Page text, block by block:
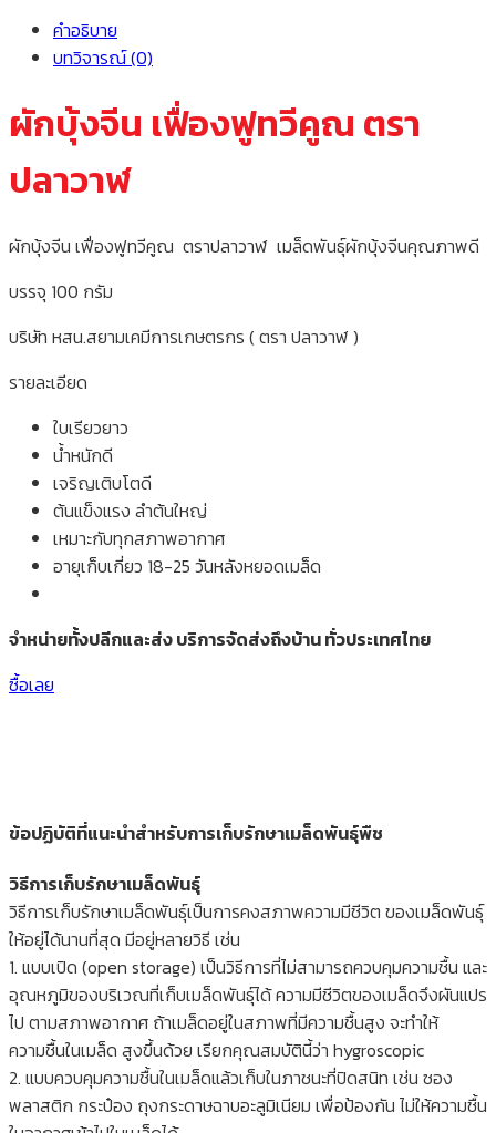
คำอธิบาย
บทวิจารณ์ (0)
ผักบุ้งจีน เฟื่องฟูทวีคูณ ตรา
ปลาวาฬ
ผักบุ้งจีน เฟื่องฟูทวีคูณ ตราปลาวาฬ เมล็ดพันธุ์ผักบุ้งจีนคุณภาพดี
บรรจุ 100 กรัม
บริษัท หสน.สยามเคมีการเกษตรกร ( ตรา ปลาวาฬ )
รายละเอียด
ใบเรียวยาว
น้ำหนักดี
เจริญเติบโตดี
ต้นแข็งแรง ลำต้นใหญ่
เหมาะกับทุกสภาพอากาศ
อายุเก็บเกี่ยว 18-25 วันหลังหยอดเมล็ด
จำหน่ายทั้งปลีกและส่ง บริการจัดส่งถึงบ้าน ทั่วประเทศไทย
ซื้อเลย
ข้อปฏิบัติที่แนะนำสำหรับการเก็บรักษาเมล็ดพันธุ์พืช
วิธีการเก็บรักษาเมล็ดพันธุ์
วิธีการเก็บรักษาเมล็ดพันธุ์เป็นการคงสภาพความมีชีวิต ของเมล็ดพันธุ์
ให้อยู่ได้นานที่สุด มีอยู่หลายวิธี เช่น
1. แบบเปิด (open storage) เป็นวิธีการที่ไม่สามารถควบคุมความชื้น และ
อุณหภูมิของบริเวณที่เก็บเมล็ดพันธุ์ได้ ความมีชีวิตของเมล็ดจึงผันแปร
ไป ตามสภาพอากาศ ถ้าเมล็ดอยู่ในสภาพที่มีความชื้นสูง จะทำให้
ความชื้นในเมล็ด สูงขึ้นด้วย เรียกคุณสมบัตินี้ว่า hygroscopic
2. แบบควบคุมความชื้นในเมล็ดแล้วเก็บในภาชนะที่ปิดสนิท เช่น ซอง
พลาสติก กระป๋อง ถุงกระดาษฉาบอะลูมิเนียม เพื่อป้องกัน ไม่ให้ความชื้น